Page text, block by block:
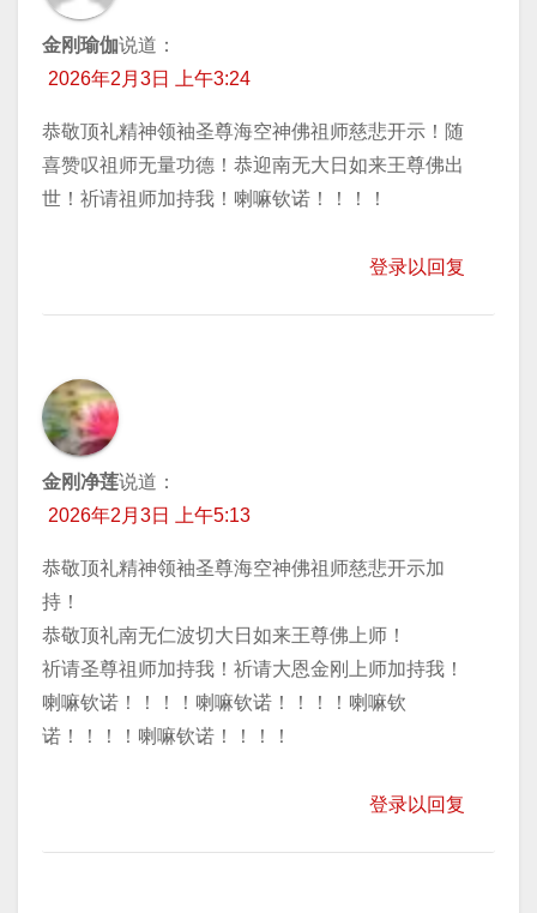
金刚瑜伽说道：
2026年2月3日 上午3:24
恭敬顶礼精神领袖圣尊海空神佛祖师慈悲开示！随
喜赞叹祖师无量功德！恭迎南无大日如来王尊佛出
世！祈请祖师加持我！喇嘛钦诺！！！！
登录以回复
金刚净莲说道：
2026年2月3日 上午5:13
恭敬顶礼精神领袖圣尊海空神佛祖师慈悲开示加
持！
恭敬顶礼南无仁波切大日如来王尊佛上师！
祈请圣尊祖师加持我！祈请大恩金刚上师加持我！
喇嘛钦诺！！！！喇嘛钦诺！！！！喇嘛钦
诺！！！！喇嘛钦诺！！！！
登录以回复